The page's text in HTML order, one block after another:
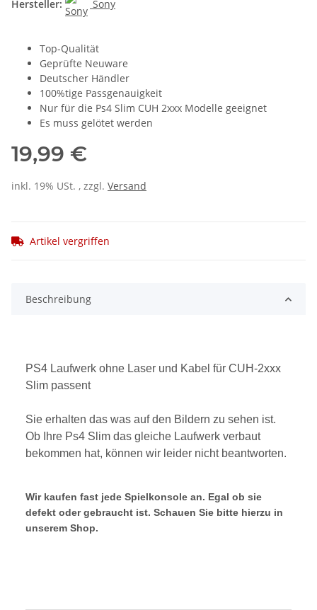
Hersteller:
Sony
Top-Qualität
Geprüfte Neuware
Deutscher Händler
100%tige Passgenauigkeit
Nur für die Ps4 Slim CUH 2xxx Modelle geeignet
Es muss gelötet werden
19,99 €
inkl. 19% USt. , zzgl. Versand
Artikel vergriffen
Beschreibung
PS4 Laufwerk ohne Laser und Kabel für CUH-2xxx
Slim passent
Sie erhalten das was auf den Bildern zu sehen ist.
Ob Ihre Ps4 Slim das gleiche Laufwerk verbaut
bekommen hat, können wir leider nicht beantworten.
Wir kaufen fast jede Spielkonsole an. Egal ob sie
defekt oder gebraucht ist. Schauen Sie bitte hierzu in
unserem Shop.